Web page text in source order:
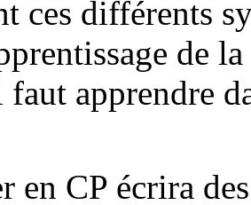
ces différents
de
apprendre
en CP écrira